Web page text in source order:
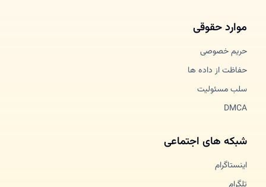
موارد حقوقی
حریم خصوصی
حفاظت از داده ها
سلب مسئولیت
DMCA
شبکه های اجتماعی
اینستاگرام